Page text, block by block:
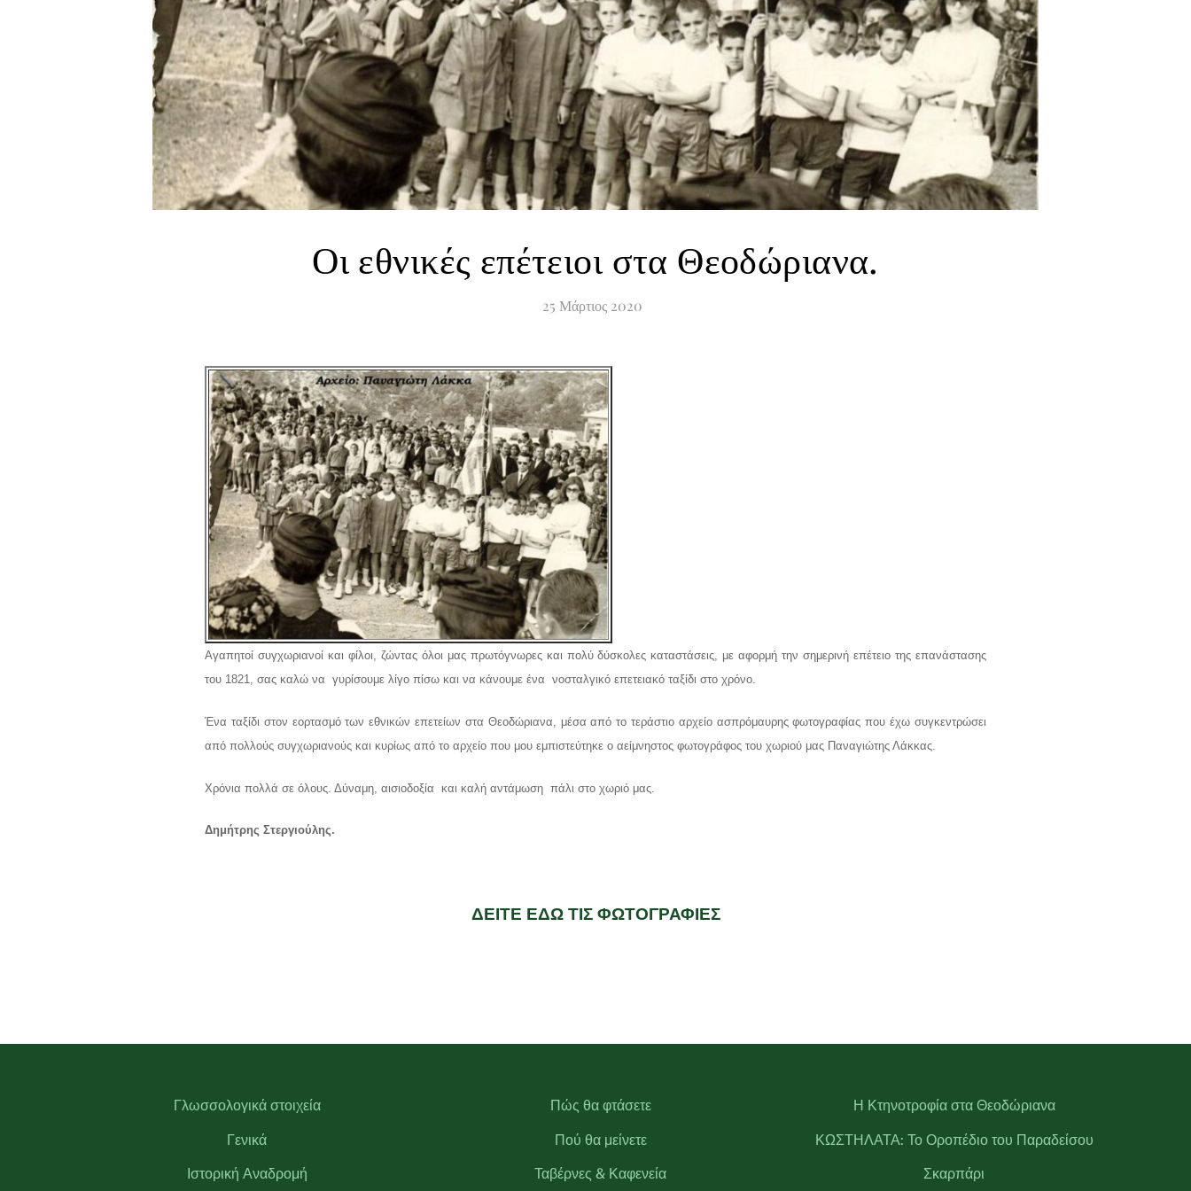
Οι εθνικές επέτειοι στα Θεοδώριανα.
25 Μάρτιος 2020
Αγαπητοί συγχωριανοί και φίλοι, ζώντας όλοι μας πρωτόγνωρες και πολύ δύσκολες καταστάσεις, με αφορμή την σημερινή επέτειο της επανάστασης
του 1821, σας καλώ να γυρίσουμε λίγο πίσω και να κάνουμε ένα νοσταλγικό επετειακό ταξίδι στο χρόνο.
Ένα ταξίδι στον εορτασμό των εθνικών επετείων στα Θεοδώριανα, μέσα από το τεράστιο αρχείο ασπρόμαυρης φωτογραφίας που έχω συγκεντρώσει
από πολλούς συγχωριανούς και κυρίως από το αρχείο που μου εμπιστεύτηκε ο αείμνηστος φωτογράφος του χωριού μας Παναγιώτης Λάκκας.
Χρόνια πολλά σε όλους. Δύναμη, αισιοδοξία και καλή αντάμωση πάλι στο χωριό μας.
Δημήτρης Στεργιούλης.
ΔΕΙΤΕ ΕΔΩ ΤΙΣ ΦΩΤΟΓΡΑΦΙΕΣ
Γλωσσολογικά στοιχεία
Γενικά
Ιστορική Αναδρομή
Πώς θα φτάσετε
Πού θα μείνετε
Ταβέρνες & Καφενεία
Η Κτηνοτροφία στα Θεοδώριανα
ΚΩΣΤΗΛΑΤΑ: Το Οροπέδιο του Παραδείσου
Σκαρπάρι